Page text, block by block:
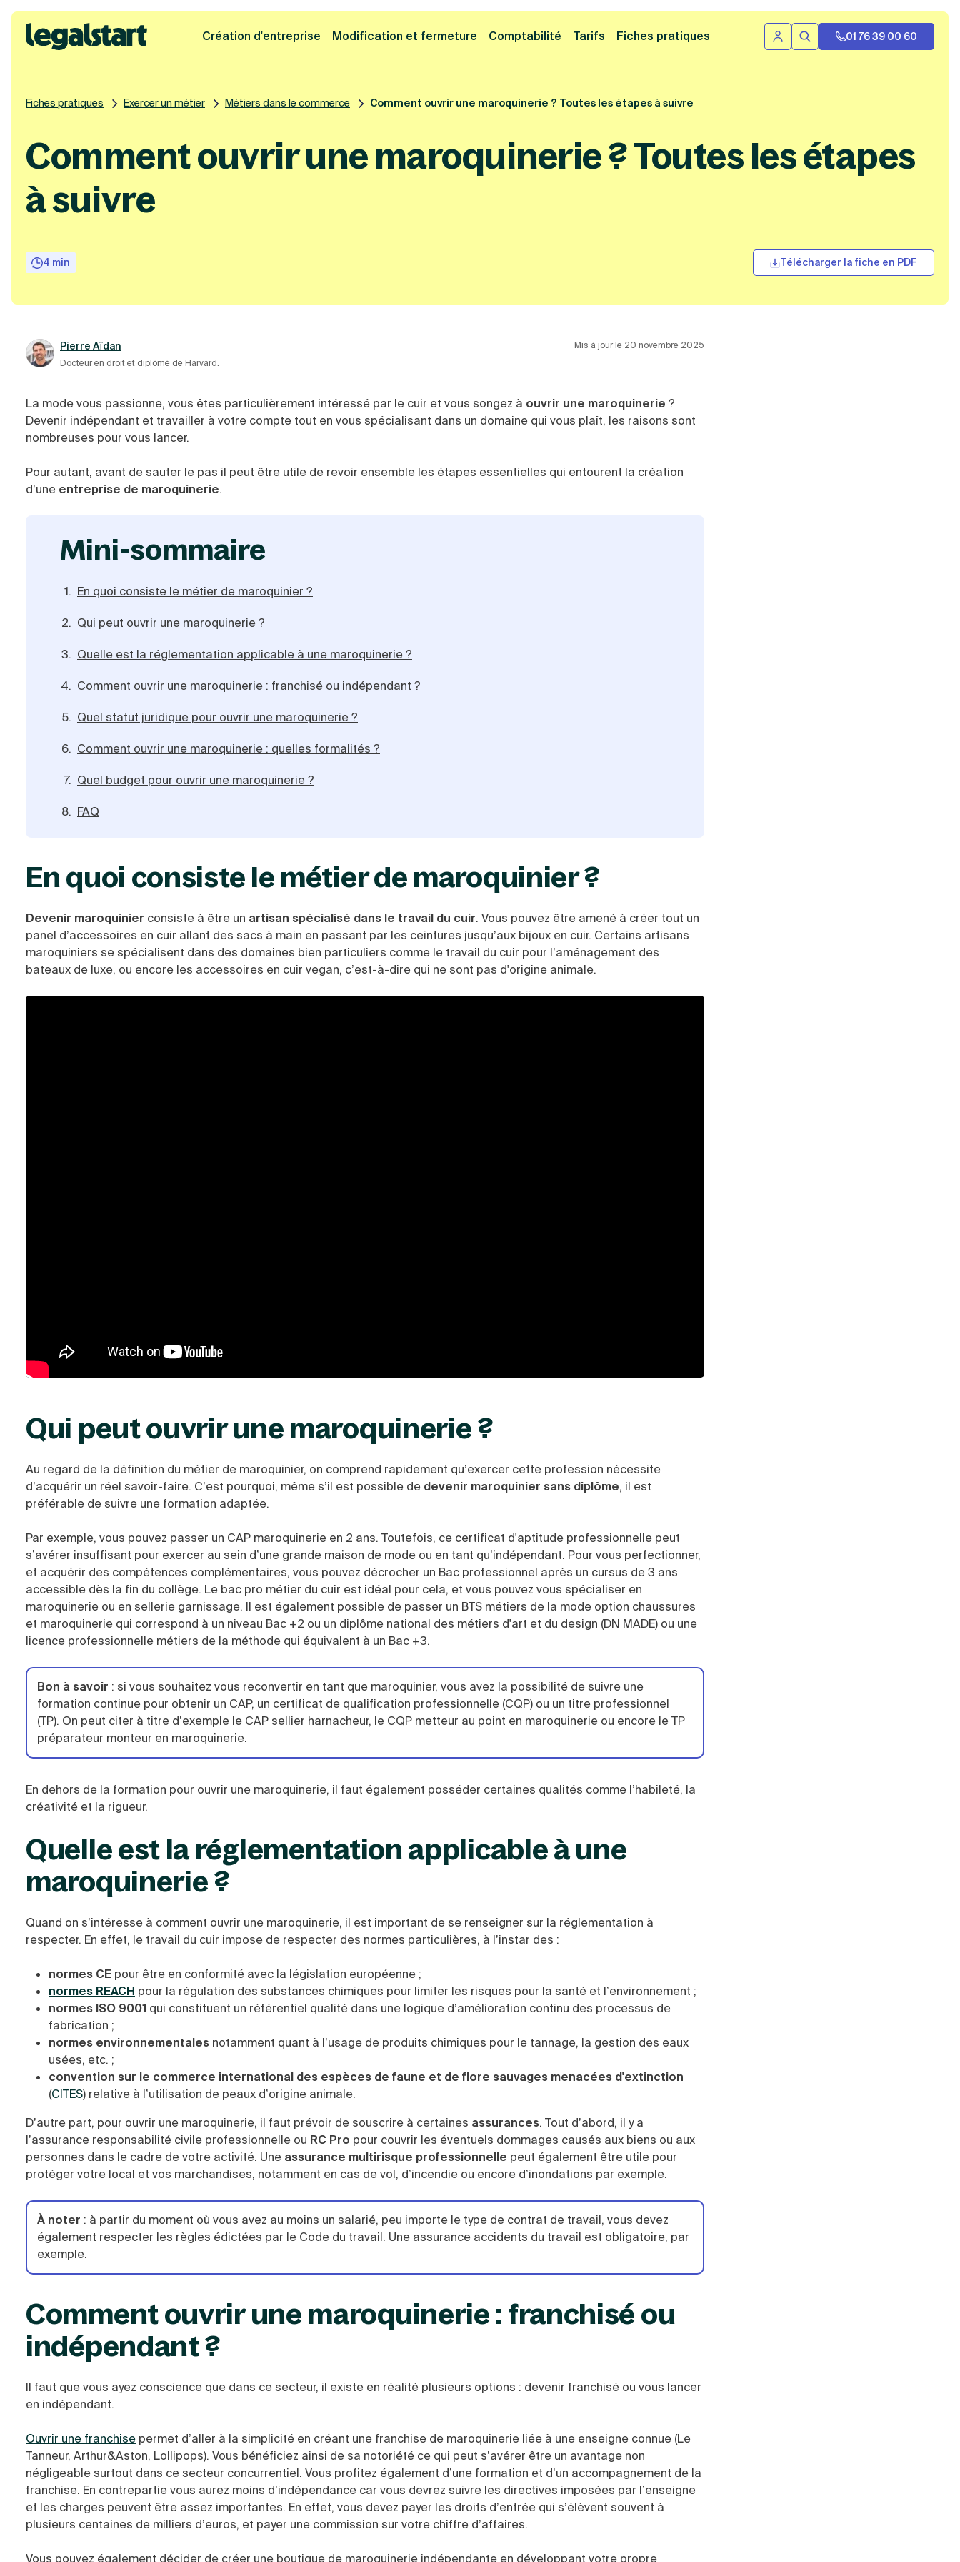
Cliquez ici pour reprendre votre démarche Fermer la bannière
Legalstart
Création d'entreprise Modification et fermeture Comptabilité Tarifs Fiches pratiques Se connecter
Rechercher01 76 39 00 60
Fiches pratiques Exercer un métier Métiers dans le commerce Comment ouvrir une maroquinerie ? Toutes les étapes à suivre
Comment ouvrir une maroquinerie ? Toutes les étapes
à suivre
4 min Télécharger la fiche en PDF
Pierre Aïdan
Docteur en droit et diplômé de Harvard.
Mis à jour le 20 novembre 2025
La mode vous passionne, vous êtes particulièrement intéressé par le cuir et vous songez à ouvrir une maroquinerie ?
Devenir indépendant et travailler à votre compte tout en vous spécialisant dans un domaine qui vous plaît, les raisons sont
nombreuses pour vous lancer.
Pour autant, avant de sauter le pas il peut être utile de revoir ensemble les étapes essentielles qui entourent la création
d’une entreprise de maroquinerie.
mini-sommaire
En quoi consiste le métier de maroquinier ?
Qui peut ouvrir une maroquinerie ?
Quelle est la réglementation applicable à une maroquinerie ?
Comment ouvrir une maroquinerie : franchisé ou indépendant ?
Quel statut juridique pour ouvrir une maroquinerie ?
Comment ouvrir une maroquinerie : quelles formalités ?
Quel budget pour ouvrir une maroquinerie ?
FAQ
En quoi consiste le métier de maroquinier ?
Devenir maroquinier consiste à être un artisan spécialisé dans le travail du cuir. Vous pouvez être amené à créer tout un
panel d’accessoires en cuir allant des sacs à main en passant par les ceintures jusqu’aux bijoux en cuir. Certains artisans
maroquiniers se spécialisent dans des domaines bien particuliers comme le travail du cuir pour l’aménagement des
bateaux de luxe, ou encore les accessoires en cuir vegan, c’est-à-dire qui ne sont pas d'origine animale.
Qui peut ouvrir une maroquinerie ?
Au regard de la définition du métier de maroquinier, on comprend rapidement qu’exercer cette profession nécessite
d’acquérir un réel savoir-faire. C’est pourquoi, même s’il est possible de devenir maroquinier sans diplôme, il est
préférable de suivre une formation adaptée.
Par exemple, vous pouvez passer un CAP maroquinerie en 2 ans. Toutefois, ce certificat d'aptitude professionnelle peut
s’avérer insuffisant pour exercer au sein d’une grande maison de mode ou en tant qu’indépendant. Pour vous perfectionner,
et acquérir des compétences complémentaires, vous pouvez décrocher un Bac professionnel après un cursus de 3 ans
accessible dès la fin du collège. Le bac pro métier du cuir est idéal pour cela, et vous pouvez vous spécialiser en
maroquinerie ou en sellerie garnissage. Il est également possible de passer un BTS métiers de la mode option chaussures
et maroquinerie qui correspond à un niveau Bac +2 ou un diplôme national des métiers d'art et du design (DN MADE) ou une
licence professionnelle métiers de la méthode qui équivalent à un Bac +3.
Bon à savoir : si vous souhaitez vous reconvertir en tant que maroquinier, vous avez la possibilité de suivre une
formation continue pour obtenir un CAP, un certificat de qualification professionnelle (CQP) ou un titre professionnel
(TP). On peut citer à titre d’exemple le CAP sellier harnacheur, le CQP metteur au point en maroquinerie ou encore le TP
préparateur monteur en maroquinerie.
En dehors de la formation pour ouvrir une maroquinerie, il faut également posséder certaines qualités comme l’habileté, la
créativité et la rigueur.
Quelle est la réglementation applicable à une
maroquinerie ?
Quand on s’intéresse à comment ouvrir une maroquinerie, il est important de se renseigner sur la réglementation à
respecter. En effet, le travail du cuir impose de respecter des normes particulières, à l’instar des :
normes CE pour être en conformité avec la législation européenne ;
normes REACH pour la régulation des substances chimiques pour limiter les risques pour la santé et l’environnement ;
normes ISO 9001 qui constituent un référentiel qualité dans une logique d’amélioration continu des processus de
fabrication ;
normes environnementales notamment quant à l’usage de produits chimiques pour le tannage, la gestion des eaux
usées, etc. ;
convention sur le commerce international des espèces de faune et de flore sauvages menacées d'extinction
(CITES) relative à l’utilisation de peaux d’origine animale.
D’autre part, pour ouvrir une maroquinerie, il faut prévoir de souscrire à certaines assurances. Tout d’abord, il y a
l’assurance responsabilité civile professionnelle ou RC Pro pour couvrir les éventuels dommages causés aux biens ou aux
personnes dans le cadre de votre activité. Une assurance multirisque professionnelle peut également être utile pour
protéger votre local et vos marchandises, notamment en cas de vol, d’incendie ou encore d’inondations par exemple.
À noter : à partir du moment où vous avez au moins un salarié, peu importe le type de contrat de travail, vous devez
également respecter les règles édictées par le Code du travail. Une assurance accidents du travail est obligatoire, par
exemple.
Comment ouvrir une maroquinerie : franchisé ou
indépendant ?
Il faut que vous ayez conscience que dans ce secteur, il existe en réalité plusieurs options : devenir franchisé ou vous lancer
en indépendant.
Ouvrir une franchise permet d’aller à la simplicité en créant une franchise de maroquinerie liée à une enseigne connue (Le
Tanneur, Arthur&Aston, Lollipops). Vous bénéficiez ainsi de sa notoriété ce qui peut s’avérer être un avantage non
négligeable surtout dans ce secteur concurrentiel. Vous profitez également d’une formation et d’un accompagnement de la
franchise. En contrepartie vous aurez moins d’indépendance car vous devrez suivre les directives imposées par l’enseigne
et les charges peuvent être assez importantes. En effet, vous devez payer les droits d’entrée qui s’élèvent souvent à
plusieurs centaines de milliers d’euros, et payer une commission sur votre chiffre d’affaires.
Vous pouvez également décider de créer une boutique de maroquinerie indépendante en développant votre propre